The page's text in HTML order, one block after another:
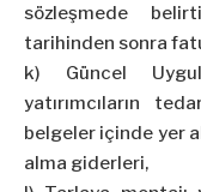
sözleşmede
tarihinden sonra
k) Güncel
yatırımcıların
belgeler içinde yer
alma giderleri,